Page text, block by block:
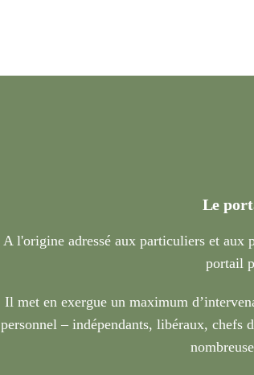
Le
A l'origine adressé aux particuliers et aux
portail
Il met en exergue un maximum
personnel – indépendants, libéraux,